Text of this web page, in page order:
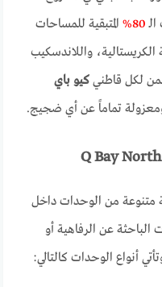
80%
المتبقية للمساحات
واللاندسكيب
لكل قاطنيكيو باي
تماماً عن أي ضجيج.
Q Bay
متنوعة من الوحدات داخل
عن الرفاهية أو
أنواع الوحدات كالتالي: